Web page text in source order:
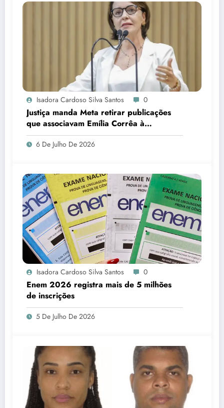
Isadora Cardoso Silva Santos 0
Justiça manda Meta retirar publicações
que associavam Emília Corrêa à
corrupção e identificar responsáveis
6 De Julho De 2026
Isadora Cardoso Silva Santos 0
Enem 2026 registra mais de 5 milhões
de inscrições
5 De Julho De 2026